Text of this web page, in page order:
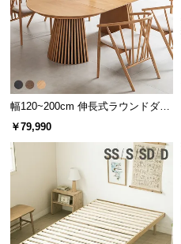
幅120~200cm 伸長式ラウンドダイ
ニングテーブル 6人掛け 天然木突
￥79,990